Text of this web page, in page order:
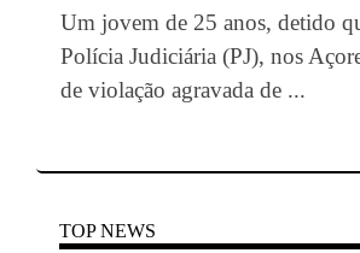
Um jovem de 25 anos, detido
Polícia Judiciária (PJ), nos
de violação agravada de ...
TOP NEWS